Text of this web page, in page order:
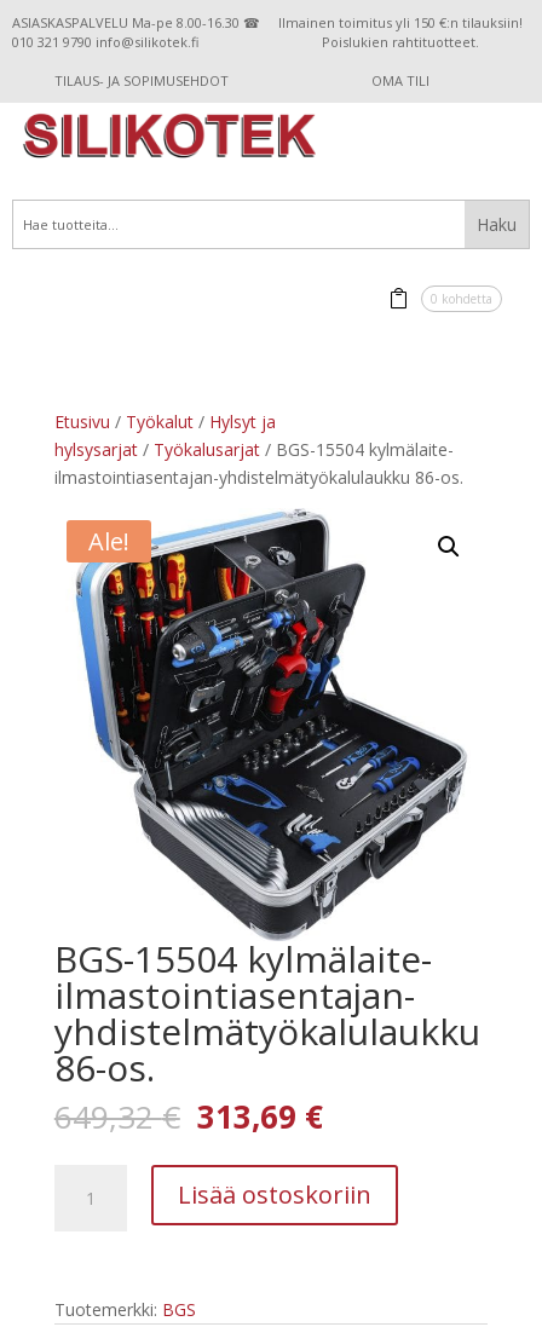
ASIASKASPALVELU Ma-pe 8.00-16.30 ☎
010 321 9790 info@silikotek.fi
Ilmainen toimitus yli 150 €:n tilauksiin!
Poislukien rahtituotteet.
TILAUS- JA SOPIMUSEHDOT OMA TILI
0 kohdetta
Etusivu / Työkalut/ Hylsyt ja
hylsysarjat/ Työkalusarjat/ BGS-15504 kylmälaite-
ilmastointiasentajan-yhdistelmätyökalulaukku 86-os.
Ale!
BGS-15504 kylmälaite-
ilmastointiasentajan-
yhdistelmätyökalulaukku
86-os.
649,32€ Alkuperäinen
hinta
oli:
649,32 €.
313,69 €Nykyinen
hinta
on:
313,69 €.
15504
86-
Lisää ostoskoriin
Tuotemerkki: BGS